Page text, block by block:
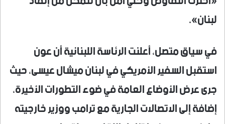
لبنان».
في سياق متصل، أعلنت الرئاسة اللبنانية أن عون
استقبل السفير الأمريكي في لبنان ميشال عيسى، حيث
جرى عرض الأوضاع العامة في ضوء التطورات الأخيرة،
إضافة إلى الاتصالات الجارية مع ترامب ووزير خارجيته